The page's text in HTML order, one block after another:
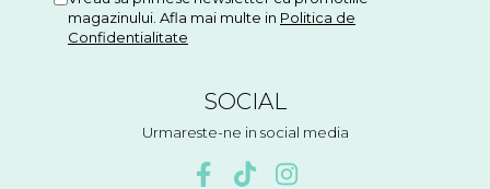
magazinului. Afla mai multe in Politica de
Confidentialitate
SOCIAL
Urmareste-ne in social media